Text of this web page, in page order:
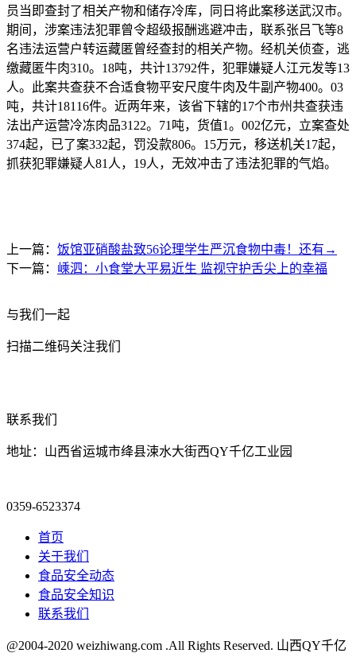
员当即查封了相关产物和储存冷库，同日将此案移送武汉市。
期间，涉案违法犯罪曾令超级报酬逃避冲击，联系张吕飞等8
名违法运营户转运藏匿曾经查封的相关产物。经机关侦查，逃
缴藏匿牛肉310。18吨，共计13792件，犯罪嫌疑人江元发等13
人。此案共查获不合适食物平安尺度牛肉及牛副产物400。03
吨，共计18116件。近两年来，该省下辖的17个市州共查获违
法出产运营冷冻肉品3122。71吨，货值1。002亿元，立案查处
374起，已了案332起，罚没款806。15万元，移送机关17起，
抓获犯罪嫌疑人81人，19人，无效冲击了违法犯罪的气焰。
上一篇： 饭馆亚硝酸盐致56论理学生严沉食物中毒！还有→
下一篇： 嵊泗：小食堂大平易近生 监视守护舌尖上的幸福
与我们一起
扫描二维码关注我们
联系我们
地址：山西省运城市绛县涑水大街西QY千亿工业园
0359-6523374
首页
关于我们
食品安全动态
食品安全知识
联系我们
@2004-2020 weizhiwang.com .All Rights Reserved. 山西QY千亿